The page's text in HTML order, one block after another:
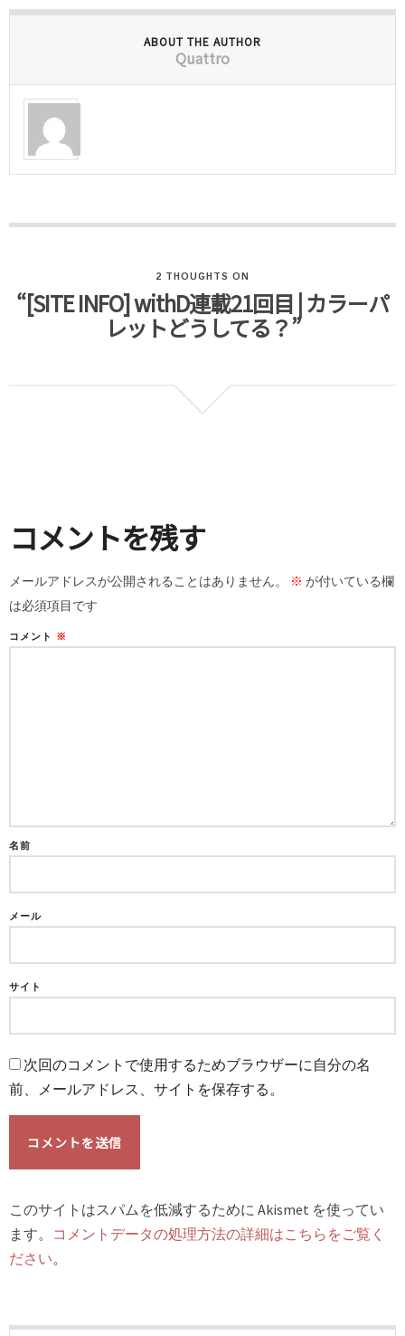
ABOUT THE AUTHOR
Quattro
2 THOUGHTS ON
“[SITE INFO] withD連載21回目 | カラーパ
レットどうしてる？”
コメントを残す
メールアドレスが公開されることはありません。 ※ が付いている欄
は必須項目です
コメント ※
名前
メール
サイト
次回のコメントで使用するためブラウザーに自分の名
前、メールアドレス、サイトを保存する。
このサイトはスパムを低減するために Akismet を使ってい
ます。 コメントデータの処理方法の詳細はこちらをご覧く
ださい。